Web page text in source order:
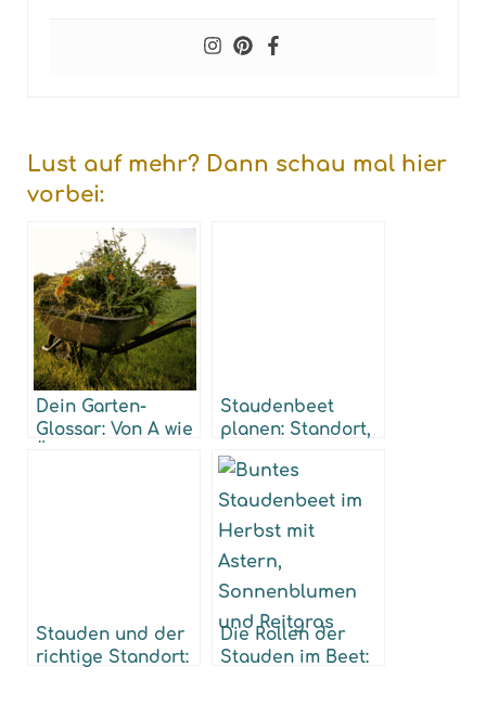
Lust auf mehr? Dann schau mal hier
vorbei:
Dein Garten-
Glossar: Von A wie
Staudenbeet
planen: Standort,
Pflanzung, Pflege
Stauden und der
richtige Standort:
Die Rollen der
Stauden im Beet: